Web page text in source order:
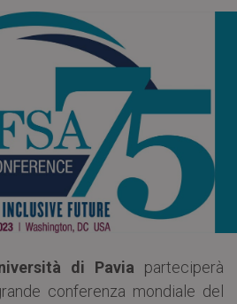
di Pavia parteciperà
conferenza mondiale del